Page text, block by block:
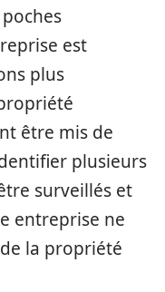
est
plus
être mis de
plusieurs
surveillés et
entreprise ne
la propriété